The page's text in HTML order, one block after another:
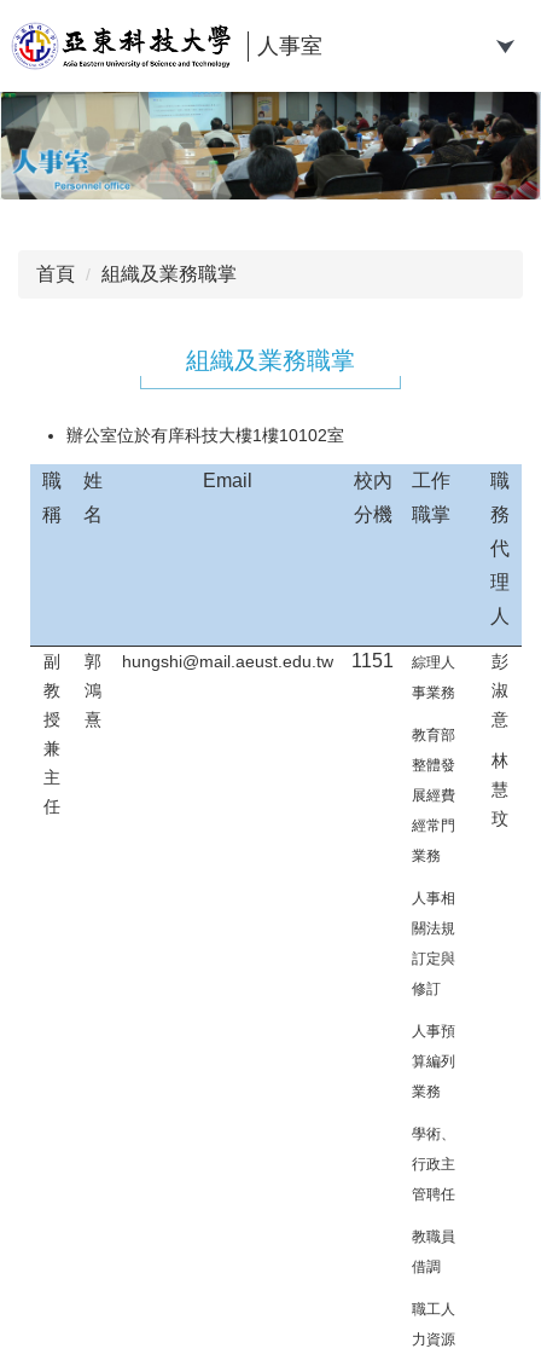
到
主
要
內
容
區
人事室
首頁 組織及業務職掌
組織及業務職掌
辦公室位於有庠科技大樓1樓10102室
職
稱
姓
名
Email
校內
分機
工作
職掌
職
務
代
理
人
副
教
授
兼
主
任
郭
鴻
熹
hungshi@mail.aeust.edu.tw 1151
綜理人
事業務
教育部
整體發
展經費
經常門
業務
人事相
關法規
訂定與
修訂
人事預
算編列
業務
學術、
行政主
管聘任
教職員
借調
職工人
力資源
彭
淑
意
林
慧
玟